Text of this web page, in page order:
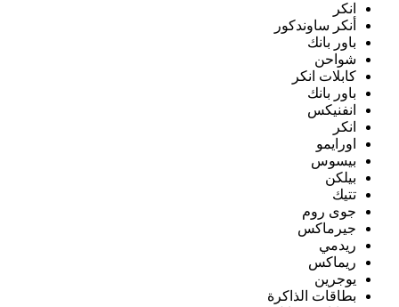
انكر
أنكر ساوندكور
باور بانك
شواحن
كابلات انكر
باور بانك
انفنيكس
انكر
اورايمو
بيسوس
بيلكن
تتيك
جوى روم
جيرماكس
ريدمي
ريماكس
يوجرين
بطاقات الذاكرة